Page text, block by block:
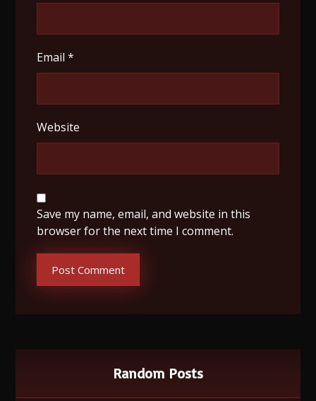
Email*
Website
Save my name, email, and website in this
browser for the next time I comment.
Post Comment
Random Posts